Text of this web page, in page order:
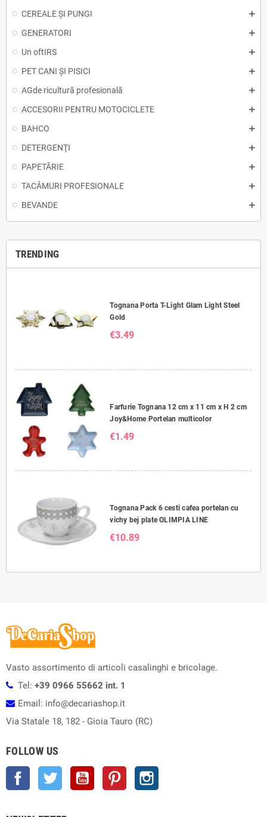
CEREALE ȘI PUNGI
GENERATORI
Un oftIRS
PET CANI ȘI PISICI
AGde ricultură profesională
ACCESORII PENTRU MOTOCICLETE
BAHCO
DETERGENŢI
PAPETĂRIE
TACÂMURI PROFESIONALE
BEVANDE
TRENDING
Tognana Porta T-Light Glam Light Steel
Gold
€3.49
Farfurie Tognana 12 cm x 11 cm x H 2 cm
Joy&Home Portelan multicolor
€1.49
Tognana Pack 6 cesti cafea portelan cu
vichy bej plate OLIMPIA LINE
€10.89
Vasto assortimento di articoli casalinghi e bricolage.
Tel: +39 0966 55662 int. 1
Email: info@decariashop.it
Via Statale 18, 182 - Gioia Tauro (RC)
FOLLOW US
Facebook Twitter YouTube Pinterest